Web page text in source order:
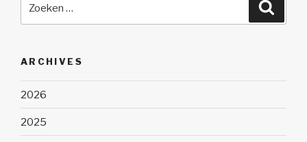
ARCHIVES
2026
2025